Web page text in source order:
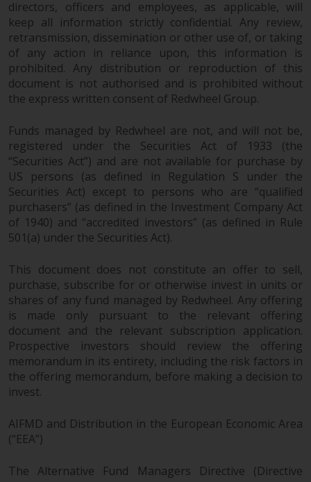
directors, officers and employees, as applicable, will
keep all information strictly confidential. Any review,
retransmission, dissemination or other use of, or taking
of any action in reliance upon, this information is
prohibited. Any distribution or reproduction of this
document is not authorised and is prohibited without
the express written consent of Redwheel Group.
Funds managed by Redwheel are not, and will not be,
registered under the Securities Act of 1933 (the
“Securities Act”) and are not available for purchase by
US persons (as defined in Regulation S under the
Securities Act) except to persons who are “qualified
purchasers” (as defined in the Investment Company Act
of 1940) and “accredited investors” (as defined in Rule
501(a) under the Securities Act).
This document does not constitute an offer to sell,
purchase, subscribe for or otherwise invest in units or
shares of any fund managed by Redwheel. Any offering
is made only pursuant to the relevant offering
document and the relevant subscription application.
Prospective investors should review the offering
memorandum in its entirety, including the risk factors in
the offering memorandum, before making a decision to
invest.
AIFMD and Distribution in the European Economic Area
(“EEA”)
The Alternative Fund Managers Directive (Directive